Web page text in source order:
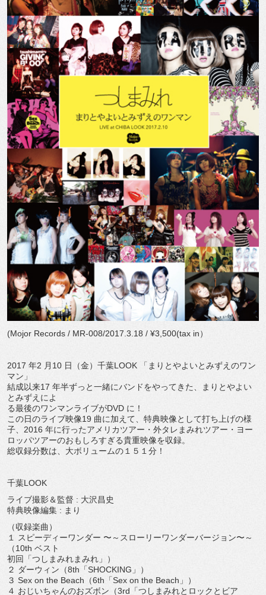
(Mojor Records / MR‑008/2017.3.18 / ¥3,500(tax in）
2017 年2 月10 日（⾦）千葉LOOK 「まりとやよいとみずえのワン
マン」
結成以来17 年半ずっと一緒にバンドをやってきた、まりとやよい
とみずえによ
る最後のワンマンライブがDVD に！
この⽇のライブ映像19 曲に加えて、特典映像として打ち上げの様
子、2016 年に行ったアメリカツアー・外タレまみれツアー・ヨー
ロッパツアーのおもしろすぎる貴重映像を収録。
総収録分数は、大ボリュームの１５１分！
千葉LOOK
ライブ撮影＆監督 : 大沢昌史
特典映像編集 : まり
（収録楽曲）
１ スピーディーワンダー 〜～スローリーワンダーバージョン〜～
（10th ベスト
初回「つしまみれまみれ」）
２ ダーウィン（8th「SHOCKING」）
３ Sex on the Beach（6th「Sex on the Beach」）
４ おじいちゃんのおズボン（3rd「つしまみれとロックとビア